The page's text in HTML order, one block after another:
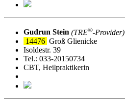
Gudrun Stein (TRE®‑Provider)
14476 Groß Glienicke
Isoldestr. 39
Tel.: 033-20150734
CBT, Heilpraktikerin